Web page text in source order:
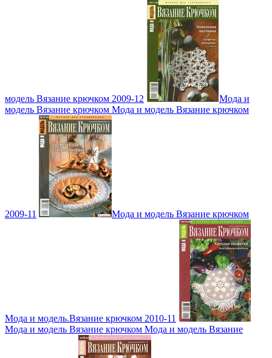
модель Вязание крючком 2009-12
Мода и
модель Вязание крючком Мода и модель Вязание крючком
2009-11 Мода и модель Вязание крючком
Мода и модель.Вязание крючком 2010-11
Мода и модель Вязание крючком Мода и модель Вязание